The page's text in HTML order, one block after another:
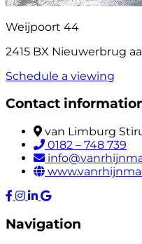
Weijpoort 44
2415 BX Nieuwerbrug
Schedule a viewing
Contact
van Limburg
0182 – 748 739
Navigation